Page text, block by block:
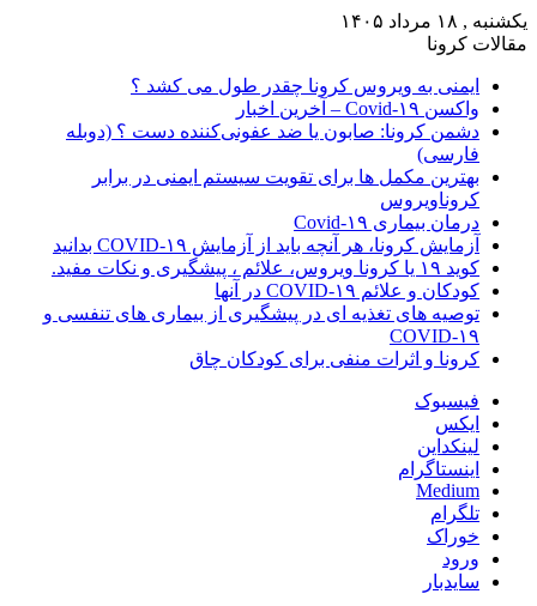
یکشنبه , ۱۸ مرداد ۱۴۰۵
مقالات کرونا
ایمنی به ویروس کرونا چقدر طول می کشد ؟
واکسن Covid-۱۹ – آخرین اخبار
دشمن کرونا: صابون یا ضد عفونی‌کننده دست ؟ (دوبله
فارسی)
بهترین مکمل ها برای تقویت سیستم ایمنی در برابر
کروناویروس
درمان بیماری Covid-۱۹
آزمایش کرونا، هر آنچه باید از آزمایش COVID-۱۹ بدانید
کوید ۱۹ یا کرونا ویروس، علائم ، پیشگیری و نکات مفید.
کودکان و علائم COVID-۱۹ در آنها
توصیه های تغذیه ای در پیشگیری از بیماری های تنفسی و
COVID-۱۹
کرونا و اثرات منفی برای کودکان چاق
فیسبوک
ایکس
لینکداین
اینستاگرام
Medium
تلگرام
خوراک
ورود
سایدبار